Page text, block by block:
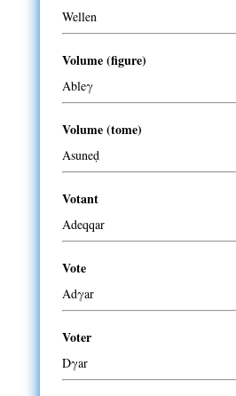
Wellen
Volume (figure)
Ableγ
Volume (tome)
Asuneḍ
Votant
Adeqqar
Vote
Adγar
Voter
Dγar